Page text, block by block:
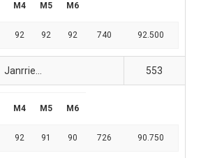
M4 M5 M6
92 92 92 740 92.500
Janrrie... 553
M4 M5 M6
92 91 90 726 90.750